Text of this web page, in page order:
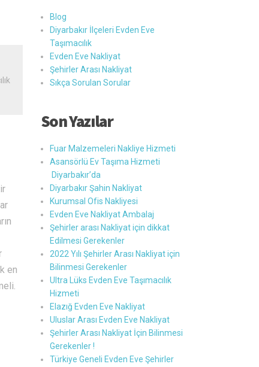
en
Blog
Diyarbakır İlçeleri Evden Eve
Taşımacılık
Evden Eve Nakliyat
Şehirler Arası Nakliyat
Sıkça Sorulan Sorular
Son Yazılar
Fuar Malzemeleri Nakliye Hizmeti
Asansörlü Ev Taşıma Hizmeti
Diyarbakır’da
Diyarbakır Şahin Nakliyat
Kurumsal Ofis Nakliyesi
Evden Eve Nakliyat Ambalaj
Şehirler arası Nakliyat için dikkat
Edilmesi Gerekenler
2022 Yılı Şehirler Arası Nakliyat için
Bilinmesi Gerekenler
Ultra Lüks Evden Eve Taşımacılık
Hizmeti
Elazığ Evden Eve Nakliyat
Uluslar Arası Evden Eve Nakliyat
Şehirler Arası Nakliyat İçin Bilinmesi
Gerekenler !
Türkiye Geneli Evden Eve Şehirler